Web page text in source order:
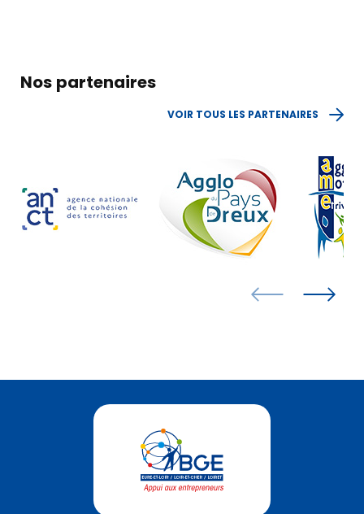
Nos partenaires
VOIR TOUS LES PARTENAIRES